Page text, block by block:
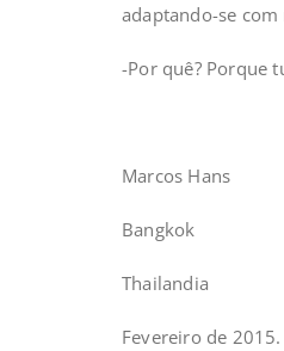
adaptando-se
-Por quê? Porque
Marcos Hans
Bangkok
Thailandia
Fevereiro de 2015.